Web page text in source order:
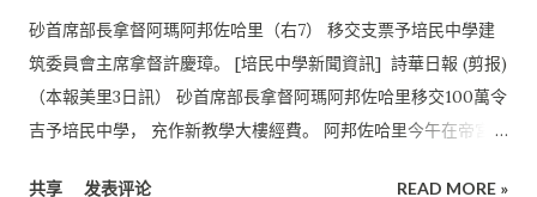
受青睞。 我國官方和民間近年來積極與中國開展教育交流， 為我
國華文教育提供了各方面有力的支持， 使得我們的華文專業水平
不斷地提升。 他說，在各方面形勢都對華文教育有利的情況下，
相信華文教育之路會越走越寬、前景也會越來越好。 全體學員與
教享美譽 北京外國語大學李偉群主任說明， 北京外國語大學於
砂首席部長拿督阿瑪阿邦佐哈里（右7） 移交支票予培民中學建
筑委員會主席拿督許慶璋。 [培民中學新聞資訊] 詩華日報 (剪报)
（本報美里3日訊） 砂首席部長拿督阿瑪阿邦佐哈里移交100萬令
吉予培民中學， 充作新教學大樓經費。 阿邦佐哈里今午在帝宮酒
共享 发表评论 READ MORE »